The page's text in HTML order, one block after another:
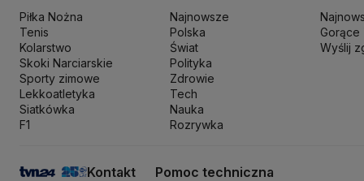
Piłka Nożna
Tenis
Kolarstwo
Skoki Narciarskie
Sporty zimowe
Lekkoatletyka
Siatkówka
F1
Najnowsze
Polska
Świat
Polityka
Zdrowie
Tech
Nauka
Rozrywka
Gorące
Wyślij
Kontakt Pomoc techniczna